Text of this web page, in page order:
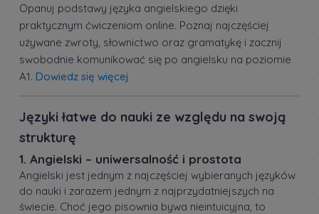
Opanuj podstawy języka angielskiego dzięki
praktycznym ćwiczeniom online. Poznaj najczęściej
używane zwroty, słownictwo oraz gramatykę i zacznij
swobodnie komunikować się po angielsku na poziomie
A1. Dowiedz się więcej
Języki łatwe do nauki ze względu na swoją
strukturę
1. Angielski – uniwersalność i prostota
Angielski jest jednym z najczęściej wybieranych języków
do nauki i zarazem jednym z najprzydatniejszych na
świecie. Choć jego pisownia bywa nieintuicyjna, to